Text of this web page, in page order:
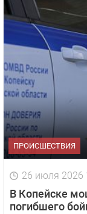
ПРОИСШЕСТВИЯ
26 июля 2026
В Копейске
погибшего